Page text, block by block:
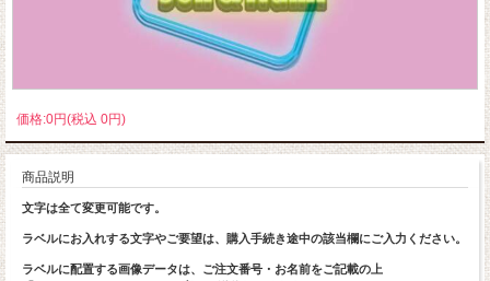
価格:0円(税込 0円)
商品説明
文字は全て変更可能です。
ラベルにお入れする文字やご要望は、購入手続き途中の該当欄にご入力ください。
ラベルに配置する画像データは、ご注文番号・お名前をご記載の上